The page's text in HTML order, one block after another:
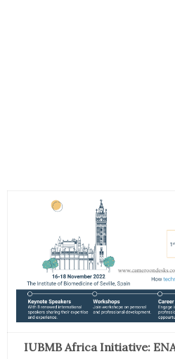
IUBMB Africa Initiative: